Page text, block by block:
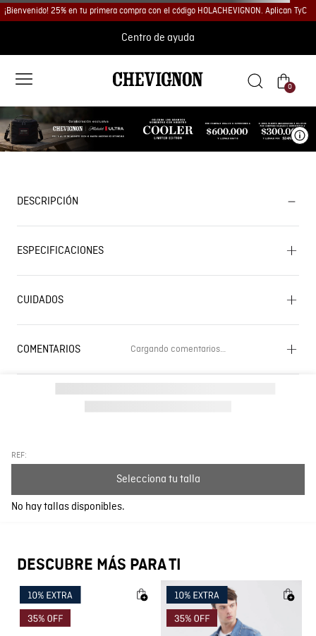
¡Bienvenido! 25% en tu primera compra con el código HOLACHEVIGNON. Aplican TyC
Centro de ayuda
0
REF:
Selecciona tu talla
No hay tallas disponibles.
DESCRIPCIÓN
ESPECIFICACIONES
CUIDADOS
COMENTARIOS Cargando comentarios…
Cargando el resumen…
Por favor, inicia sesión para escribir un comentario.
DESCUBRE MÁS PARA TI